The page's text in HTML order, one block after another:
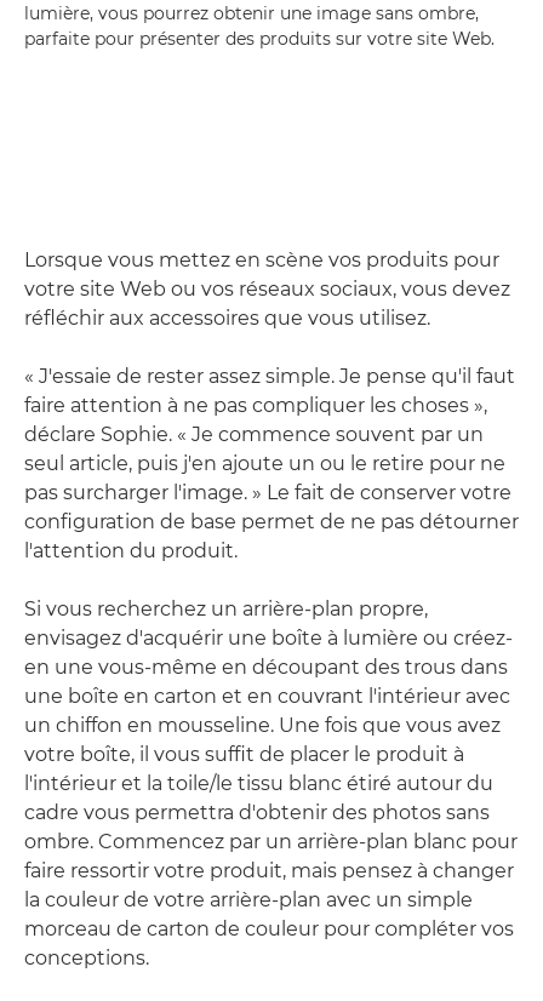
lumière, vous pourrez obtenir une image sans ombre,
parfaite pour présenter des produits sur votre site Web.
Lorsque vous mettez en scène vos produits pour
votre site Web ou vos réseaux sociaux, vous devez
réfléchir aux accessoires que vous utilisez.
« J'essaie de rester assez simple. Je pense qu'il faut
faire attention à ne pas compliquer les choses »,
déclare Sophie. « Je commence souvent par un
seul article, puis j'en ajoute un ou le retire pour ne
pas surcharger l'image. » Le fait de conserver votre
configuration de base permet de ne pas détourner
l'attention du produit.
Si vous recherchez un arrière-plan propre,
envisagez d'acquérir une boîte à lumière ou créez-
en une vous-même en découpant des trous dans
une boîte en carton et en couvrant l'intérieur avec
un chiffon en mousseline. Une fois que vous avez
votre boîte, il vous suffit de placer le produit à
l'intérieur et la toile/le tissu blanc étiré autour du
cadre vous permettra d'obtenir des photos sans
ombre. Commencez par un arrière-plan blanc pour
faire ressortir votre produit, mais pensez à changer
la couleur de votre arrière-plan avec un simple
morceau de carton de couleur pour compléter vos
conceptions.